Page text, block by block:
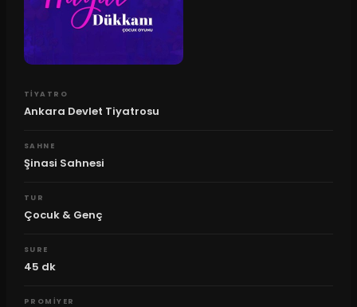
TIYATRO
Ankara Devlet Tiyatrosu
SAHNE
Şinasi Sahnesi
TUR
Çocuk & Genç
SURE
45 dk
PROMIYER